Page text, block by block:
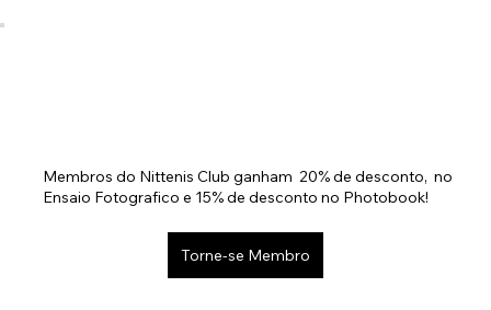
Membros do Nittenis Club ganham20% de desconto, no
Ensaio Fotografico e 15% de desconto no Photobook!
Torne-se Membro